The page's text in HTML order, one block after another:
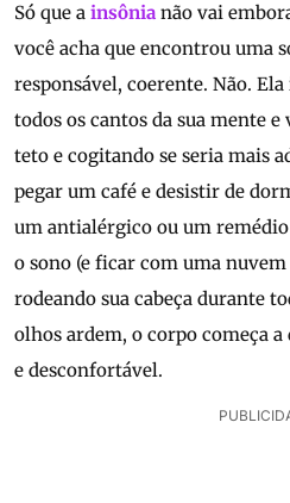
Só que a insônia não vai
você acha que encontrou uma
responsável, coerente. Não.
todos os cantos da sua mente
teto e cogitando se seria mais
pegar um café e desistir de
um antialérgico ou um
o sono (e ficar com uma
rodeando sua cabeça durante
olhos ardem, o corpo começa
e desconfortável.